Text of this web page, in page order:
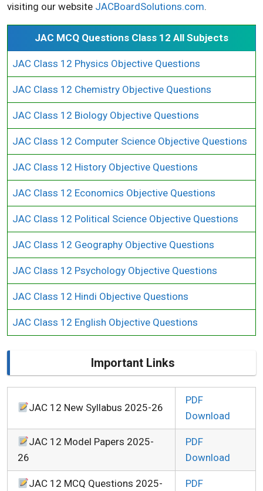
visiting our website JACBoardSolutions.com.
JAC MCQ Questions Class 12 All Subjects
JAC Class 12 Physics Objective Questions
JAC Class 12 Chemistry Objective Questions
JAC Class 12 Biology Objective Questions
JAC Class 12 Computer Science Objective Questions
JAC Class 12 History Objective Questions
JAC Class 12 Economics Objective Questions
JAC Class 12 Political Science Objective Questions
JAC Class 12 Geography Objective Questions
JAC Class 12 Psychology Objective Questions
JAC Class 12 Hindi Objective Questions
JAC Class 12 English Objective Questions
Important Links
JAC 12 New Syllabus 2025-26
PDF
Download
JAC 12 Model Papers 2025-
26
PDF
Download
JAC 12 MCQ Questions 2025-
PDF